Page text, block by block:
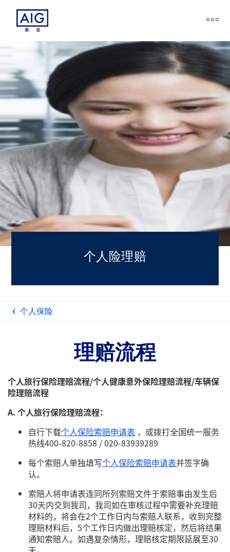
个人险理赔
个人保险
理赔流程
个人旅行保险理赔流程/个人健康意外保险理赔流程/车辆保
险理赔流程
A. 个人旅行保险理赔流程：
自行下载个人保险索赔申请表 ，或拨打全国统一服务
热线400-820-8858 / 020-83939289
每个索赔人单独填写个人保险索赔申请表并签字确
认。
索赔人将申请表连同所列索赔文件于索赔事由发生后
30天内交到我司，我司如在审核过程中需要补充理赔
材料的，将会在2个工作日内与索赔人联系，收到完整
理赔材料后，5个工作日内做出理赔核定，然后将结果
通知索赔人。如遇复杂情形，理赔核定期限延展至30